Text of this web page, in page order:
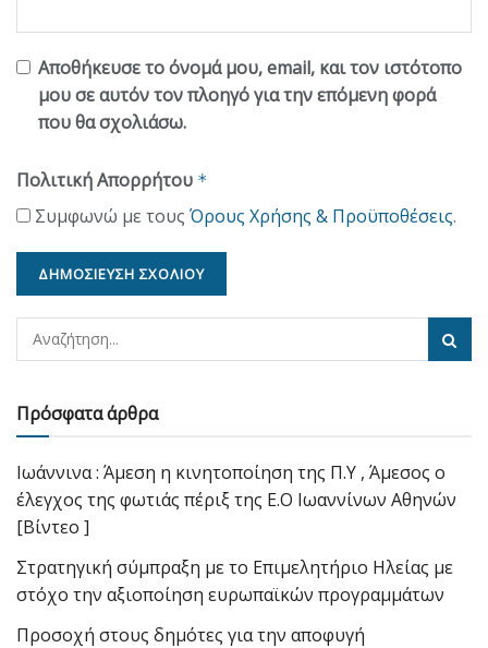
Αποθήκευσε το όνομά μου, email, και τον ιστότοπο
μου σε αυτόν τον πλοηγό για την επόμενη φορά
που θα σχολιάσω.
Πολιτική Απορρήτου *
Συμφωνώ με τους Όρους Χρήσης & Προϋποθέσεις.
Πρόσφατα άρθρα
Ιωάννινα : Άμεση η κινητοποίηση της Π.Υ , Άμεσος ο
έλεγχος της φωτιάς πέριξ της Ε.Ο Ιωαννίνων Αθηνών
[Βίντεο ]
Στρατηγική σύμπραξη με το Επιμελητήριο Ηλείας με
στόχο την αξιοποίηση ευρωπαϊκών προγραμμάτων
Προσοχή στους δημότες για την αποφυγή